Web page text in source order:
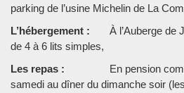
parking de l’usine Michelin de La
L’hébergement : À l’Auberge de
de 4 à 6 lits simples,
Les repas : En pension
samedi au dîner du dimanche soir